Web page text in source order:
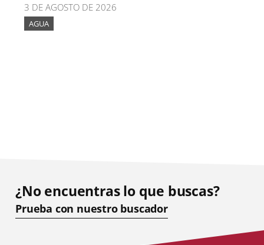
3 DE AGOSTO DE 2026
AGUA
¿No encuentras lo que buscas?
Prueba con nuestro buscador